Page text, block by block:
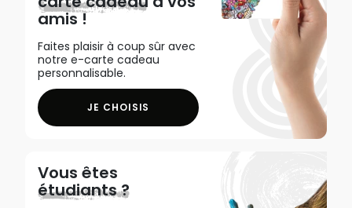
amis !
Faites plaisir à coup sûr avec
notre e-carte cadeau
personnalisable.
JE CHOISIS
Vous êtes
étudiants ?